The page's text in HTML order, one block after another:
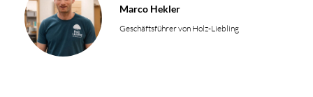
Marco Hekler
Geschäftsführer von Holz-Liebling